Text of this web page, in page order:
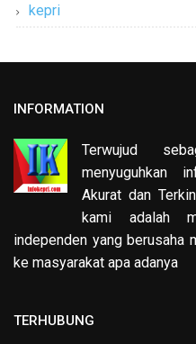
kepri
INFORMATION
Terwujud
menyuguhkan
Akurat dan
kami adalah
independen yang berusaha
ke masyarakat apa adanya
TERHUBUNG